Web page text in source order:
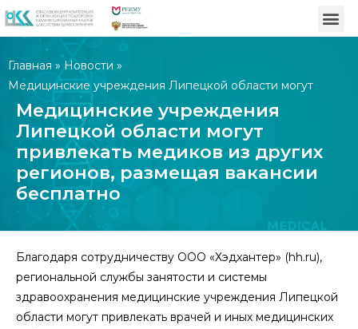
Главная » Новости »
Медицинские учреждения Липецкой области могут
привлекать медиков из других регионов, размещая
вакансии бесплатно
Медицинские учреждения
Липецкой области могут
привлекать медиков из других
регионов, размещая вакансии
бесплатно
Благодаря сотрудничеству ООО «Хэдхантер» (hh.ru),
региональной службы занятости и системы
здравоохранения медицинские учреждения Липецкой
области могут привлекать врачей и иных медицинских